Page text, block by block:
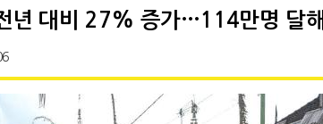
년 대비 27% 증가…114만명 달해